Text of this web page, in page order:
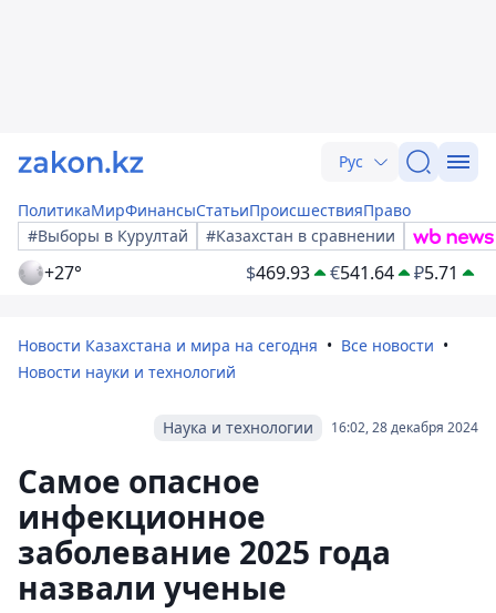
Рус
ПолитикаМирФинансыСтатьиПроисшествияПраво
#Выборы в Курултай
#Казахстан в сравнении
+27° $469.93 €541.64 ₽5.71
Новости Казахстана и мира на сегодня
Все новости
Новости науки и технологий
16:02, 28 декабря 2024
Наука и технологии
Самое опасное
инфекционное
заболевание 2025 года
назвали ученые